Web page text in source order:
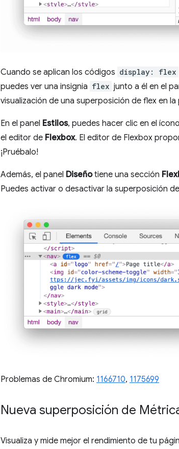
Cuando se aplican los códigos display: flex
puedes ver una insignia flex junto a él en el
visualización de una superposición de flex en la
En el panel Estilos, puedes hacer clic en el
el editor de Flexbox. El editor de Flexbox
¡Pruébalo!
Además, el panel Diseñotiene una sección
Puedes activar o desactivar la superposición
Problemas de Chromium: 1166710, 1175699
Nueva superposición de
Visualiza y mide mejor el rendimiento de tu